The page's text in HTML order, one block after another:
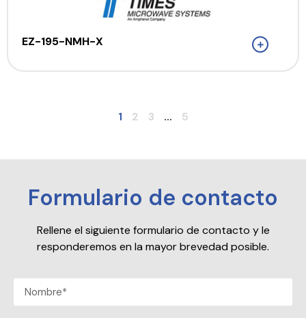
EZ-195-NMH-X
1 2 3 ... 5
Formulario de contacto
Rellene el siguiente formulario de contacto y le
responderemos en la mayor brevedad posible.